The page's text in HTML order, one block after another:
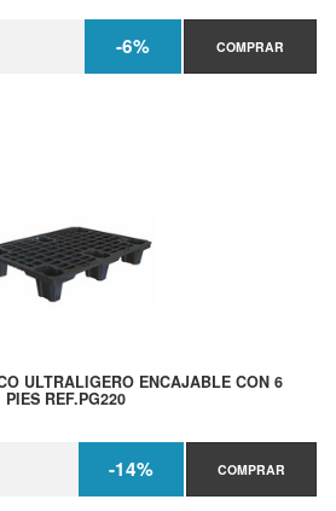
-6% COMPRAR
ULTRALIGERO ENCAJABLE CON 6
PIES REF.PG220
-14% COMPRAR